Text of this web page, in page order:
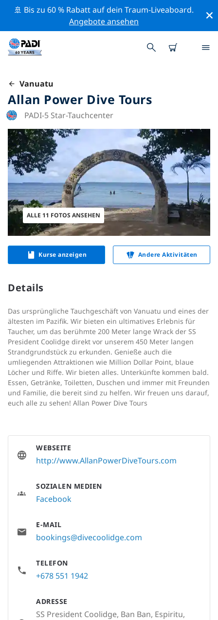
🚢 Bis zu 60 % Rabatt auf dein Traum-Liveaboard.
Angebote ansehen
Vanuatu
Allan Power Dive Tours
PADI-5 Star-Tauchcenter
ALLE 11 FOTOS ANSEHEN
Kurse anzeigen Andere Aktivitäten
Details
Das ursprüngliche Tauchgeschäft von Vanuatu und eines der
ältesten im Pazifik. Wir bieten ein ultimatives Erlebnis für
Taucher, um das berühmte 200 Meter lange Wrack der SS
President Coolidge direkt vor unserem 450 Meter langen
Strandgrundstück zu erkunden. Genieße auch die
umliegenden Attraktionen wie Million Dollar Point, blaue
Löcher und Riffe. Wir bieten alles. Unterkünfte kommen bald.
Essen, Getränke, Toiletten, Duschen und immer mit Freunden
und Familie, die bereit sind zu helfen. Wir freuen uns darauf,
euch alle zu sehen! Allan Power Dive Tours
WEBSEITE
http://www.AllanPowerDiveTours.com
SOZIALEN MEDIEN
Facebook
E-MAIL
bookings@divecoolidge.com
TELEFON
+678 551 1942
ADRESSE
SS President Coolidge, Ban Ban, Espiritu,